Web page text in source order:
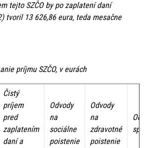
tejto SZČO by po zaplatení daní
tvoril 13 626,86 eura, teda mesačne
príjmu SZČO, v eurách
Čistý
príjem
pred
zaplatením
daní a
Odvody
na
sociálne
poistenie
Odvody
na
zdravotné
poistenie